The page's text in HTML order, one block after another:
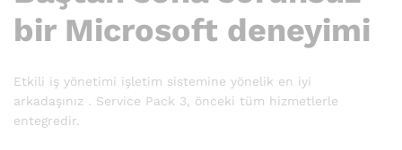
bir Microsoft deneyimi
Etkili iş yönetimi işletim sistemine yönelik en iyi
arkadaşınız . Service Pack 3, önceki tüm hizmetlerle
entegredir.